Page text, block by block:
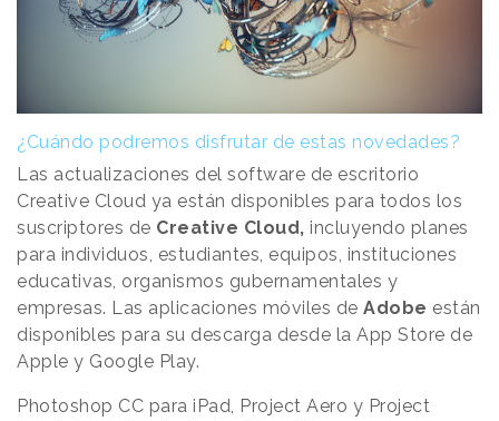
¿Cuándo podremos disfrutar de estas novedades?
Las actualizaciones del software de escritorio
Creative Cloud ya están disponibles para todos los
suscriptores de Creative Cloud, incluyendo planes
para individuos, estudiantes, equipos, instituciones
educativas, organismos gubernamentales y
empresas. Las aplicaciones móviles de Adobe están
disponibles para su descarga desde la App Store de
Apple y Google Play.
Photoshop CC para iPad, Project Aero y Project